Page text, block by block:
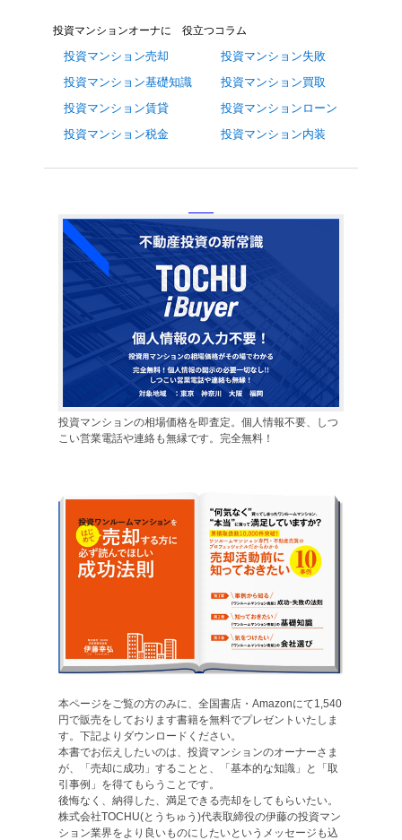
投資マンションオーナに 役立つコラム
投資マンション売却
投資マンション基礎知識
投資マンション賃貸
投資マンション税金
投資マンション失敗
投資マンション買取
投資マンションローン
投資マンション内装
投資マンションの相場価格を即査定。個人情報不要、しつ
こい営業電話や連絡も無縁です。完全無料！
本ページをご覧の方のみに、全国書店・Amazonにて1,540
円で販売をしております書籍を無料でプレゼントいたしま
す。下記よりダウンロードください。
本書でお伝えしたいのは、投資マンションのオーナーさま
が、「売却に成功」することと、「基本的な知識」と「取
引事例」を得てもらうことです。
後悔なく、納得した、満足できる売却をしてもらいたい。
株式会社TOCHU(とうちゅう)代表取締役の伊藤の投資マン
ション業界をより良いものにしたいというメッセージも込